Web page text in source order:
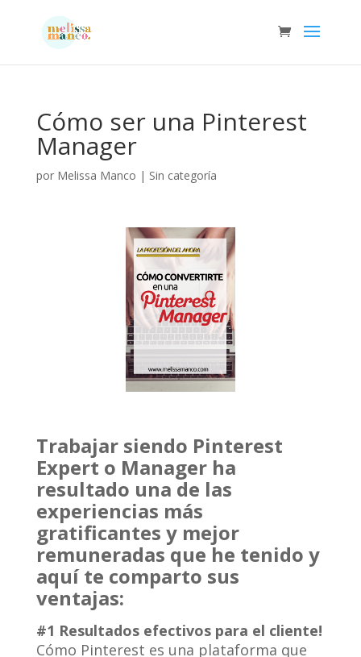
Cómo ser una Pinterest
Manager
por Melissa Manco | Sin categoría
Trabajar siendo Pinterest
Expert o Manager ha
resultado una de las
experiencias más
gratificantes y mejor
remuneradas que he tenido y
aquí te comparto sus
ventajas:
#1 Resultados efectivos para el cliente!
Cómo Pinterest es una plataforma que